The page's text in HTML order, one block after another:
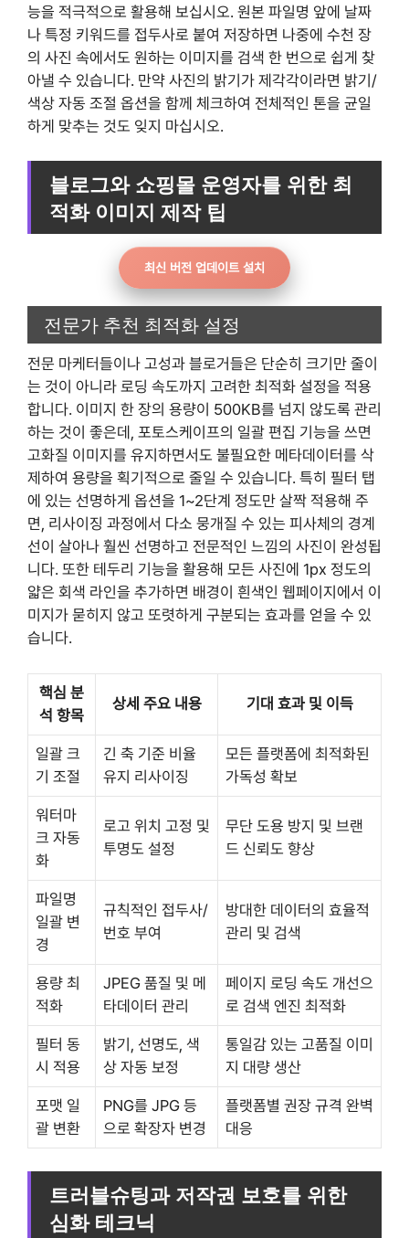
능을 적극적으로 활용해 보십시오. 원본 파일명 앞에 날짜
나 특정 키워드를 접두사로 붙여 저장하면 나중에 수천 장
의 사진 속에서도 원하는 이미지를 검색 한 번으로 쉽게 찾
아낼 수 있습니다. 만약 사진의 밝기가 제각각이라면 밝기/
색상 자동 조절 옵션을 함께 체크하여 전체적인 톤을 균일
하게 맞추는 것도 잊지 마십시오.
블로그와 쇼핑몰 운영자를 위한 최
적화 이미지 제작 팁
최신 버전 업데이트 설치
전문가 추천 최적화 설정
전문 마케터들이나 고성과 블로거들은 단순히 크기만 줄이
는 것이 아니라 로딩 속도까지 고려한 최적화 설정을 적용
합니다. 이미지 한 장의 용량이 500KB를 넘지 않도록 관리
하는 것이 좋은데, 포토스케이프의 일괄 편집 기능을 쓰면
고화질 이미지를 유지하면서도 불필요한 메타데이터를 삭
제하여 용량을 획기적으로 줄일 수 있습니다. 특히 필터 탭
에 있는 선명하게 옵션을 1~2단계 정도만 살짝 적용해 주
면, 리사이징 과정에서 다소 뭉개질 수 있는 피사체의 경계
선이 살아나 훨씬 선명하고 전문적인 느낌의 사진이 완성됩
니다. 또한 테두리 기능을 활용해 모든 사진에 1px 정도의
얇은 회색 라인을 추가하면 배경이 흰색인 웹페이지에서 이
미지가 묻히지 않고 또렷하게 구분되는 효과를 얻을 수 있
습니다.
핵심 분
석 항목
상세 주요 내용 기대 효과 및 이득
일괄 크
기 조절
긴 축 기준 비율
유지 리사이징
모든 플랫폼에 최적화된
가독성 확보
워터마
크 자동
화
로고 위치 고정 및
투명도 설정
무단 도용 방지 및 브랜
드 신뢰도 향상
파일명
일괄 변
경
규칙적인 접두사/
번호 부여
방대한 데이터의 효율적
관리 및 검색
용량 최
적화
JPEG 품질 및 메
타데이터 관리
페이지 로딩 속도 개선으
로 검색 엔진 최적화
필터 동
시 적용
밝기, 선명도, 색
상 자동 보정
통일감 있는 고품질 이미
지 대량 생산
포맷 일
괄 변환
PNG를 JPG 등
으로 확장자 변경
플랫폼별 권장 규격 완벽
대응
트러블슈팅과 저작권 보호를 위한
심화 테크닉